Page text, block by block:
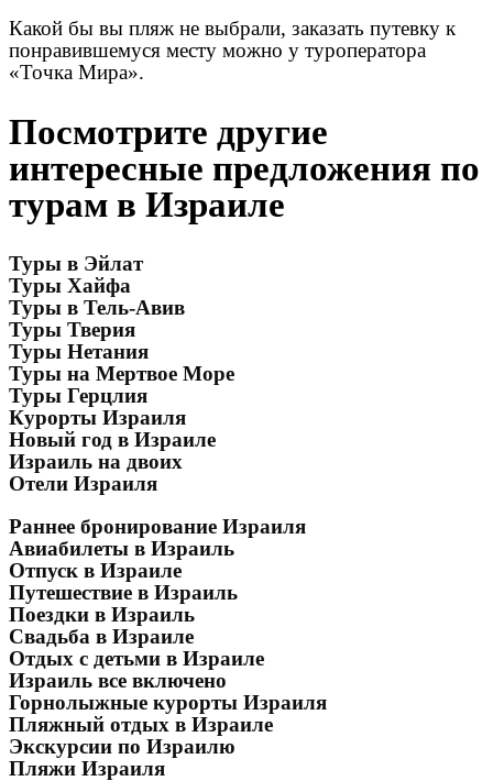
Какой бы вы пляж не выбрали, заказать путевку к
понравившемуся месту можно у туроператора
«Точка Мира».
Посмотрите другие
интересные предложения по
турам в Израиле
Туры в Эйлат
Туры Хайфа
Туры в Тель-Авив
Туры Тверия
Туры Нетания
Туры на Мертвое Море
Туры Герцлия
Курорты Израиля
Новый год в Израиле
Израиль на двоих
Отели Израиля
Раннее бронирование Израиля
Авиабилеты в Израиль
Отпуск в Израиле
Путешествие в Израиль
Поездки в Израиль
Свадьба в Израиле
Отдых с детьми в Израиле
Израиль все включено
Горнолыжные курорты Израиля
Пляжный отдых в Израиле
Экскурсии по Израилю
Пляжи Израиля